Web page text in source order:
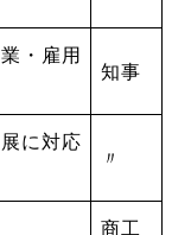
・雇用
知事
に対応
〃
商工